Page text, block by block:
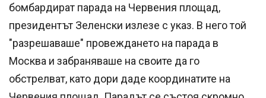
бомбардират парада на Червения площад,
президентът Зеленски излезе с указ. В него той
"разрешаваше" провеждането на парада в
Москва и забраняваше на своите да го
обстрелват, като дори даде координатите на